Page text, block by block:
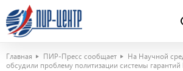
Главная ПИР-Пресс сообщает
На Научной
обсудили проблему политизации системы